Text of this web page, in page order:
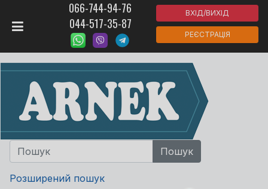
066-744-94-76
044-517-35-87
ВХІД/ВИХІД
РЕЄСТРАЦІЯ
Розширений пошук